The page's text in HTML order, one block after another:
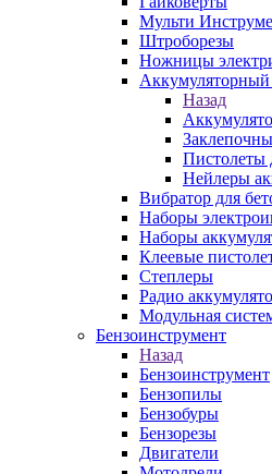
Мульти
Штроборезы
Ножницы
Назад
Пистолеты
Нейлеры
Вибратор для
Наборы
Наборы
Клеевые
Степлеры
Радио
Модульная
Бензоинструмент
Назад
Бензоинструмент
Бензопилы
Бензобуры
Бензорезы
Двигатели